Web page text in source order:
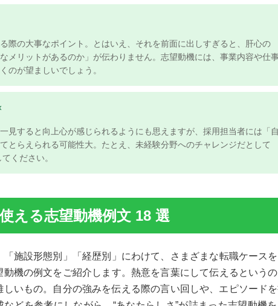
際の大事なポイント。とはいえ、それを前面に出しすぎると、肝心の
メリットがあるのか」が伝わりません。志望動機には、事業内容や仕
のが望ましいでしょう。
見すると向上心が感じられるようにも思えますが、採用担当者には「
とらえられる可能性大。たとえ、未経験分野へのチャレンジだとして
ください。
える志望動機例文 18 選
「施設形態別」「経歴別」にわけて、さまざまな転職ケース
動機の例文をご紹介します。熱意を言葉にして伝えるという
しいもの。自分の強みを伝える際の言い回しや、エピソード